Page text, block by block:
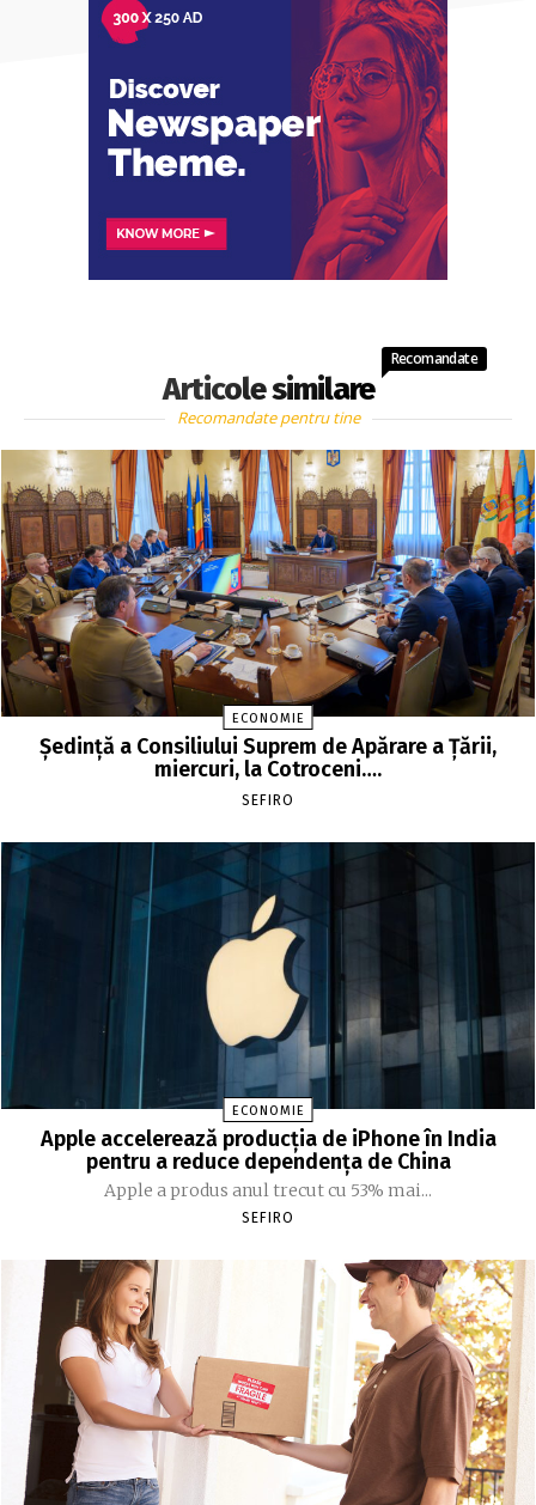
Articole similare
Recomandate
Recomandate pentru tine
ECONOMIE
Şedinţă a Consiliului Suprem de Apărare a Ţării,
miercuri, la Cotroceni….
SEFIRO
ECONOMIE
Apple accelerează producția de iPhone în India
pentru a reduce dependența de China
Apple a produs anul trecut cu 53% mai...
SEFIRO